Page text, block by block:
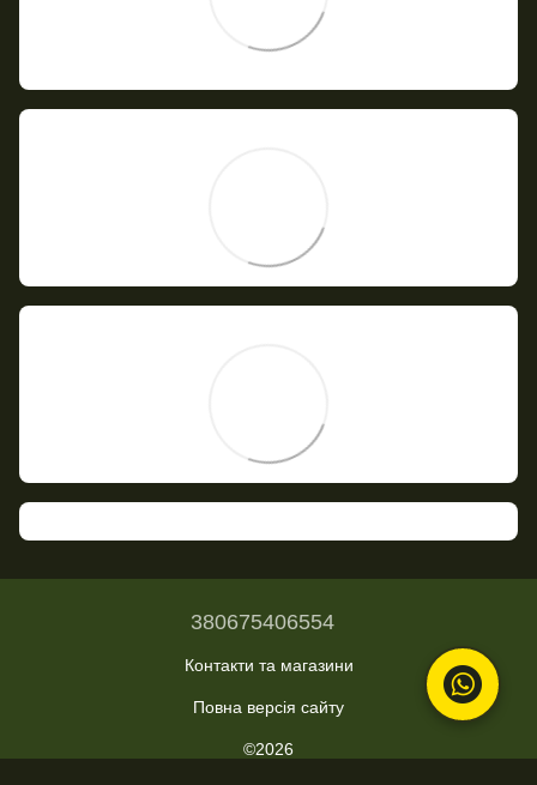
380675406554
Контакти та магазини
Повна версія сайту
©2026